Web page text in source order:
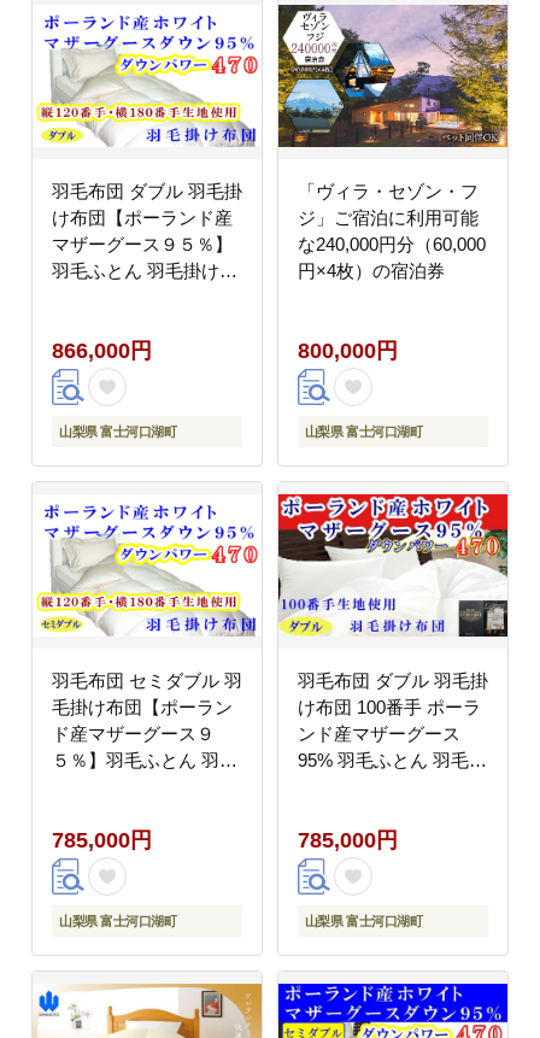
羽毛布団 ダブル 羽毛掛
け布団【ポーランド産
マザーグース９５％】
羽毛ふとん 羽毛掛けふ
け羽毛布団 本掛け羽毛
掛け布団 寝具 冬用 羽
毛布団 FAG091
866,000円
山梨県 富士河口湖町
「ヴィラ・セゾン・フ
ジ」ご宿泊に利用可能
な240,000円分（60,000
円×4枚）の宿泊券
800,000円
山梨県 富士河口湖町
羽毛布団 セミダブル 羽
毛掛け布団【ポーラン
ド産マザーグース９
５％】羽毛ふとん 羽毛
手 本掛け羽毛布団 本掛
け羽毛掛け布団 寝具 冬
用 羽毛布団 FAG090
785,000円
山梨県 富士河口湖町
羽毛布団 ダブル 羽毛掛
け布団 100番手 ポーラ
ンド産マザーグース
95% 羽毛ふとん 羽毛掛
掛け羽毛掛け布団 寝具
冬用 羽毛布団 FAG177
785,000円
山梨県 富士河口湖町